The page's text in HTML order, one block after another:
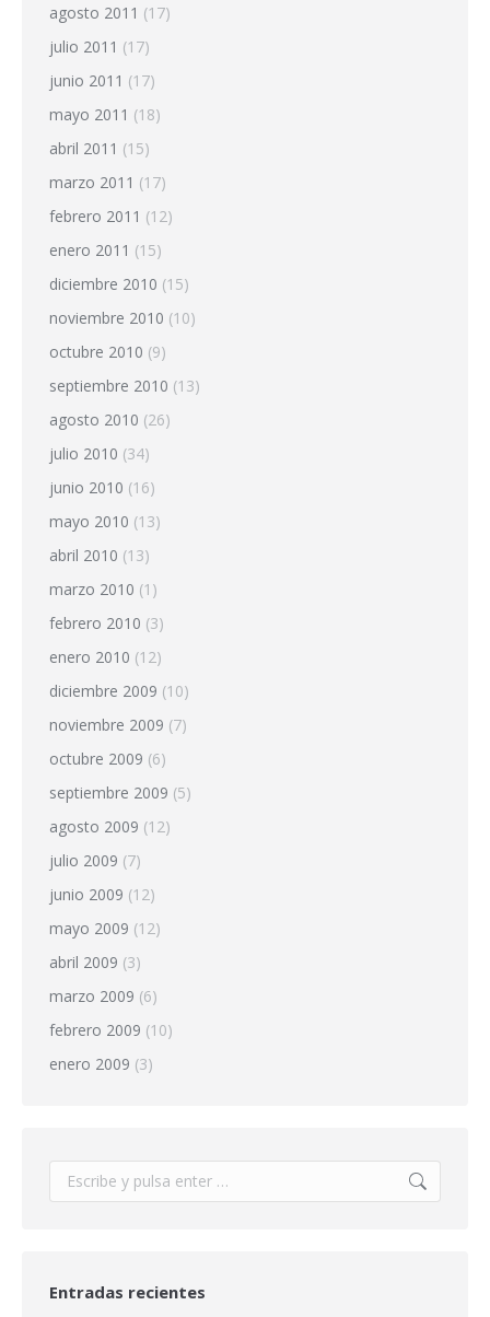
agosto 2011 (17)
julio 2011 (17)
junio 2011 (17)
mayo 2011 (18)
abril 2011 (15)
marzo 2011 (17)
febrero 2011 (12)
enero 2011 (15)
diciembre 2010 (15)
noviembre 2010 (10)
octubre 2010 (9)
septiembre 2010 (13)
agosto 2010 (26)
julio 2010 (34)
junio 2010 (16)
mayo 2010 (13)
abril 2010 (13)
marzo 2010 (1)
febrero 2010 (3)
enero 2010 (12)
diciembre 2009 (10)
noviembre 2009 (7)
octubre 2009 (6)
septiembre 2009 (5)
agosto 2009 (12)
julio 2009 (7)
junio 2009 (12)
mayo 2009 (12)
abril 2009 (3)
marzo 2009 (6)
febrero 2009 (10)
enero 2009 (3)
Buscar:
Entradas recientes